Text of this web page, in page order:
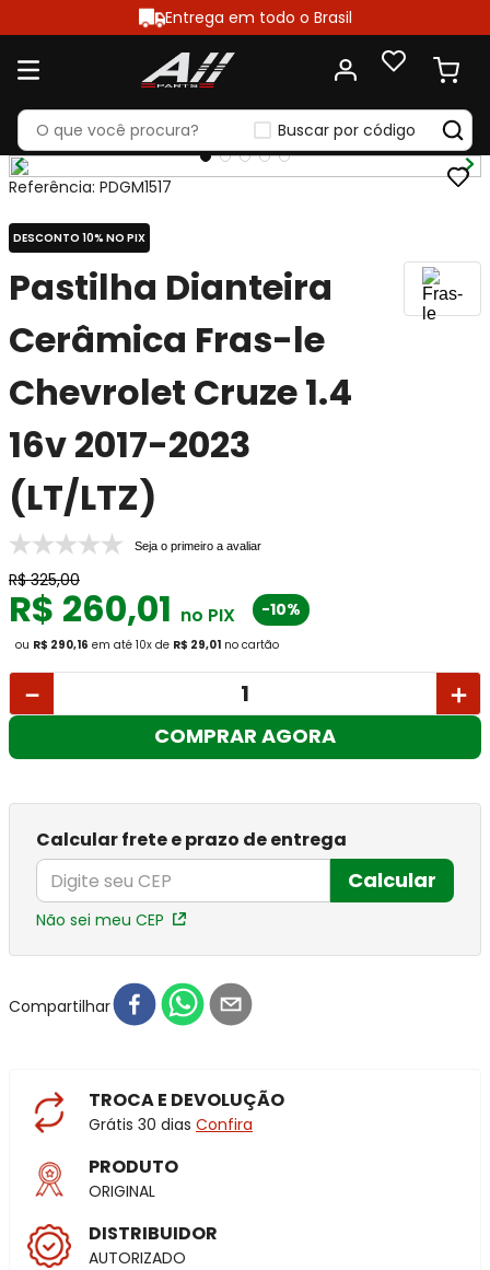
Entrega em todo o Brasil
Buscar por código
Referência: PDGM1517
DESCONTO 10% NO PIX
Pastilha Dianteira
Cerâmica Fras-le
Chevrolet Cruze 1.4
16v 2017-2023
(LT/LTZ)
Seja o primeiro a avaliar
R$ 325,00
R$ 260,01 no PIX -10%
ou R$ 290,16 em até 10x de R$ 29,01 no cartão
＋
－
COMPRAR AGORA
Calcular frete e prazo de entrega
Calcular
Não sei meu CEP
Compartilhar
TROCA E DEVOLUÇÃO
Grátis 30 dias Confira
PRODUTO
ORIGINAL
DISTRIBUIDOR
AUTORIZADO